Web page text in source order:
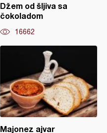
Džem od šljiva sa
čokoladom
16662
Majonez ajvar